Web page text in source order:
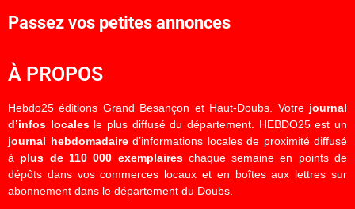
Passez vos petites annonces
À PROPOS
Hebdo25 éditions Grand Besançon et Haut-Doubs. Votre journal
d’infos localesle plus diffusé du département. HEBDO25 est un
journal hebdomadaired’informations locales de proximité diffusé
à plus de 110 000 exemplaireschaque semaine en points de
dépôts dans vos commerces locaux et en boîtes aux lettres sur
abonnement dans le département du Doubs.